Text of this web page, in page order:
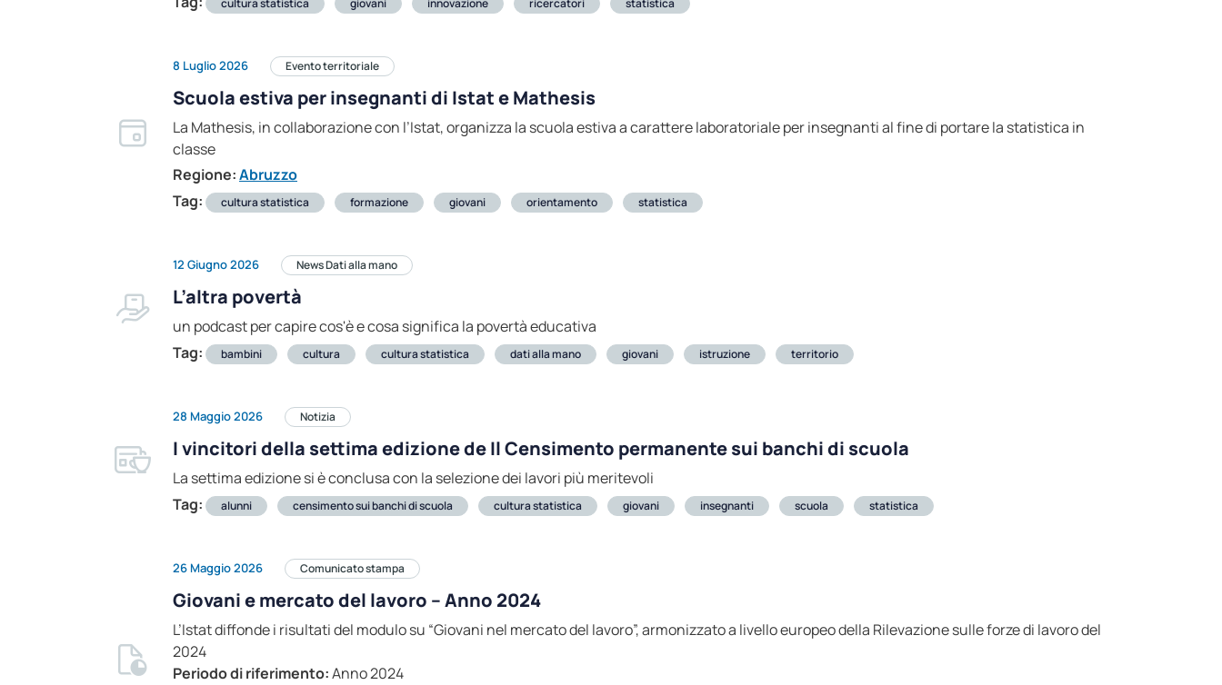
cultura statistica giovani innovazione ricercatori statistica
8 Luglio 2026 Evento territoriale
Scuola estiva per insegnanti di Istat e Mathesis
La Mathesis, in collaborazione con l’Istat, organizza la scuola estiva a carattere laboratoriale per insegnanti al fine di portare la statistica in
classe
Regione:Abruzzo
Tag:
cultura statistica formazione giovani orientamento statistica
12 Giugno 2026 News Dati alla mano
L’altra povertà
un podcast per capire cos'è e cosa significa la povertà educativa
Tag:
bambini cultura cultura statistica dati alla mano giovani istruzione territorio
28 Maggio 2026 Notizia
I vincitori della settima edizione de Il Censimento permanente sui banchi di scuola
La settima edizione si è conclusa con la selezione dei lavori più meritevoli
Tag:
alunni censimento sui banchi di scuola cultura statistica giovani insegnanti scuola statistica
26 Maggio 2026 Comunicato stampa
Giovani e mercato del lavoro – Anno 2024
L’Istat diffonde i risultati del modulo su “Giovani nel mercato del lavoro”, armonizzato a livello europeo della Rilevazione sulle forze di lavoro del
2024
Periodo di riferimento:Anno 2024